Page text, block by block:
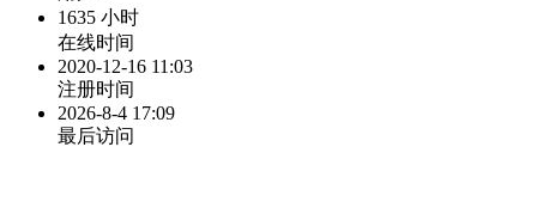
1635 小时
在线时间
2020-12-16 11:03
注册时间
2026-8-4 17:09
最后访问